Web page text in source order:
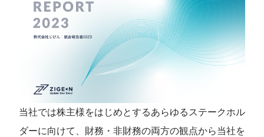
当社では株主様をはじめとするあらゆるステークホル
ダーに向けて、財務・非財務の両方の観点から当社を